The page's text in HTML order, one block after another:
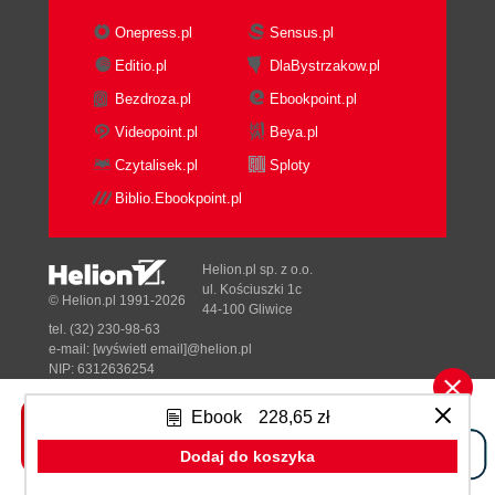
Conclusion
6. Credit Risk Estimation
Estimating the Credit Risk
Risk Bucketing
Probability of Default Estimation with Logistic
Probability of Default Estimation with the
Bayesian Model
Probability of Default Estimation with
Support Vector Machines
Probability of Default Estimation with
Random Forest
Probability of Default Estimation with
Neural Network
Probability of Default Estimation with
Deep Learning
Conclusion
Ebook 228,65 zł
Dodaj do koszyka
Onepress.pl
Sensus.pl
Editio.pl
DlaBystrzakow.pl
Bezdroza.pl
Ebookpoint.pl
Videopoint.pl
Beya.pl
Czytalisek.pl
Sploty
Biblio.Ebookpoint.pl
Tonik.pl
© Helion.pl 1991-2026
Helion.pl sp. z o.o.
ul. Kościuszki 1c
44-100 Gliwice
tel. (32) 230-98-63
e-mail: [wyświetl email]@helion.pl
NIP: 6312636254